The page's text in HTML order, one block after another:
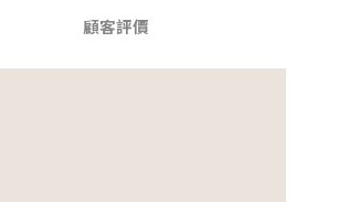
顧客評價